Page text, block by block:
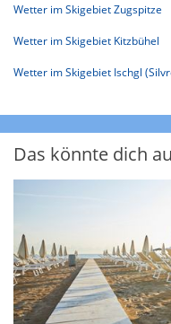
Wetter im Skigebiet Zugspitze
Wetter im Skigebiet Kitzbühel
Wetter im Skigebiet Ischgl
Das könnte dich